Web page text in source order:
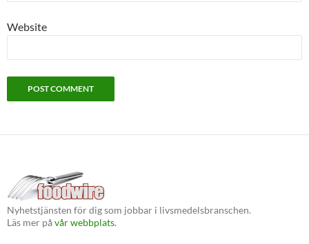
Website
Nyhetstjänsten för dig som jobbar i livsmedelsbranschen.
Läs mer påvår webbplats.